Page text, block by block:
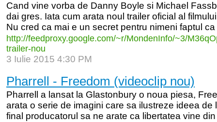
Cand vine vorba de Danny Boyle si Michael
dai gres. Iata cum arata noul trailer oficial al
Nu cred ca mai e un secret pentru nimeni faptul
http://feedproxy.google.com/~r/MondenInfo/~3/
trailer-nou
3 Iulie 2015 4:30 PM
Pharrell - Freedom (videoclip nou)
Pharrell a lansat la Glastonbury o noua piesa,
arata o serie de imagini care sa ilustreze ideea de
final producatorul sa ne arate ca libertatea vine